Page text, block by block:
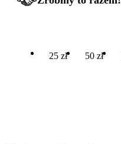
25 zł 50 zł